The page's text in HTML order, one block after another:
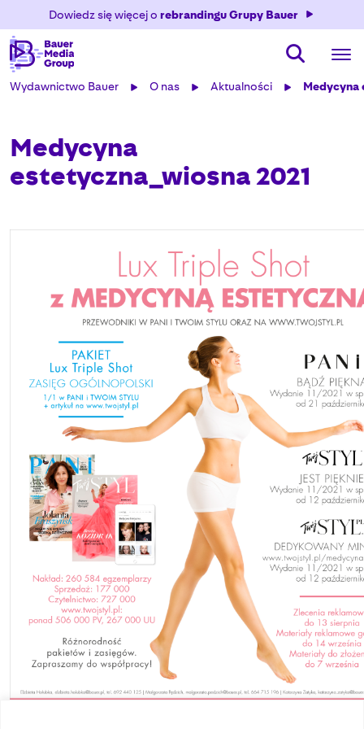
Dowiedz się więcej o rebrandingu Grupy Bauer
Wydawnictwo Bauer O nas Aktualności Medycyna
Medycyna
estetyczna_wiosna 2021